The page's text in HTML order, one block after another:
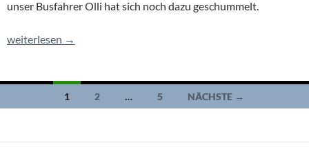
unser Busfahrer Olli hat sich noch dazu geschummelt.
Ein Ausflug nach Straßburg: Das Europäische Parlament
weiterlesen →
Beitragsnavigation
1 2 … 5 NÄCHSTE →